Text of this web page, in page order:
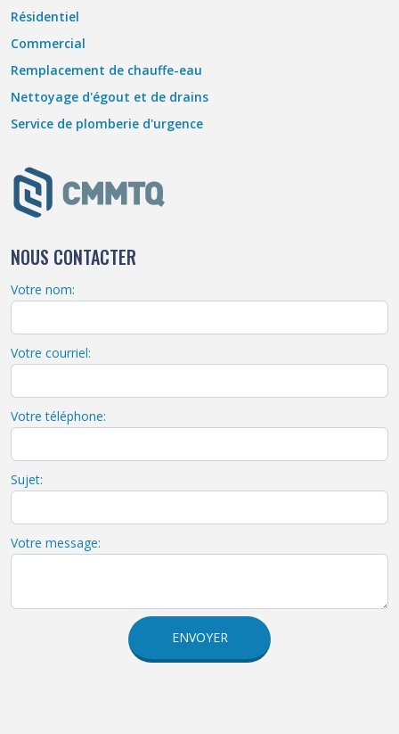
Résidentiel
Commercial
Remplacement de chauffe-eau
Nettoyage d'égout et de drains
Service de plomberie d'urgence
NOUS CONTACTER
Votre nom:
Votre courriel:
Votre téléphone:
Sujet:
Votre message:
ENVOYER